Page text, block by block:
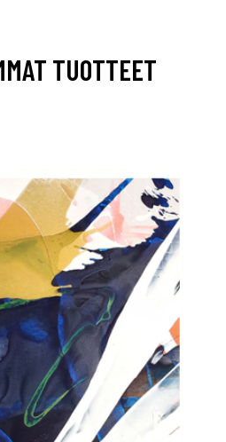
TUOTTEET